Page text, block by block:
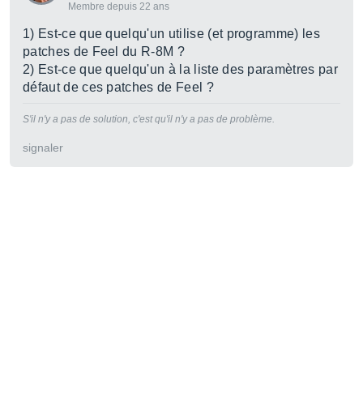
Membre depuis 22 ans
1) Est-ce que quelqu'un utilise (et programme) les
patches de Feel du R-8M ?
2) Est-ce que quelqu'un à la liste des paramètres par
défaut de ces patches de Feel ?
S'il n'y a pas de solution, c'est qu'il n'y a pas de problème.
signaler